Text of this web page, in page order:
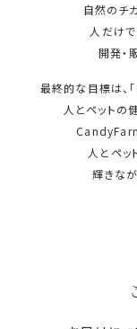
自然のチ
人だけ
開発・
最終的な目標は、
人とペットの
人とペッ
輝きな